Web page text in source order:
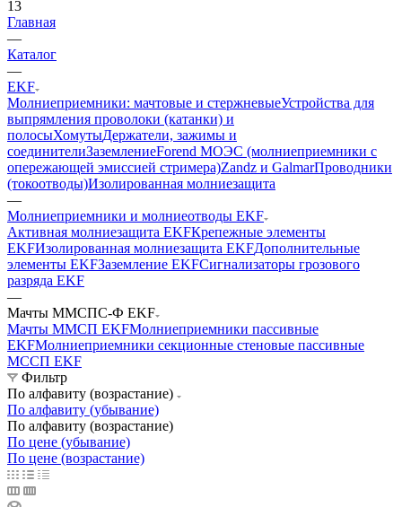
13
Главная
—
Каталог
—
EKF
Молниеприемники: мачтовые и стержневыеУстройства для
выпрямления проволоки (катанки) и
полосыХомутыДержатели, зажимы и
соединителиЗаземлениеForend МОЭС (молниеприемники с
опережающей эмиссией стримера)Zandz и GalmarПроводники
(токоотводы)Изолированная молниезащита
—
Молниеприемники и молниеотводы EKF
Активная молниезащита EKFКрепежные элементы
EKFИзолированная молниезащита EKFДополнительные
элементы EKFЗаземление EKFСигнализаторы грозового
разряда EKF
—
Мачты ММСПС-Ф EKF
Мачты ММСП EKFМолниеприемники пассивные
EKFМолниеприемники секционные стеновые пассивные
МССП EKF
Фильтр
По алфавиту (возрастание)
По алфавиту (убывание)
По алфавиту (возрастание)
По цене (убывание)
По цене (возрастание)